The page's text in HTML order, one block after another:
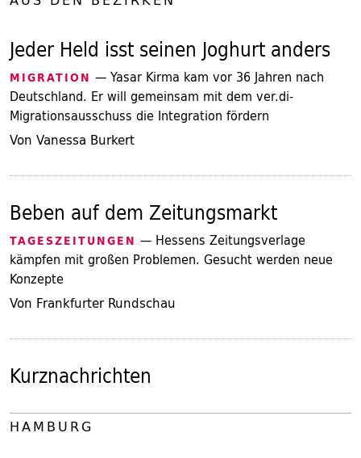
Jeder Held isst seinen Joghurt anders
MIGRATION — Yasar Kirma kam vor 36 Jahren nach
Deutschland. Er will gemeinsam mit dem ver.di-
Migrationsausschuss die Integration fördern
Von Vanessa Burkert
Beben auf dem Zeitungsmarkt
TAGESZEITUNGEN — Hessens Zeitungsverlage
kämpfen mit großen Problemen. Gesucht werden neue
Konzepte
Von Frankfurter Rundschau
Kurznachrichten
HAMBURG